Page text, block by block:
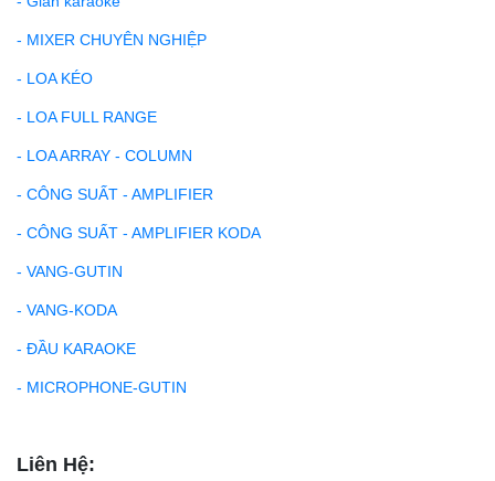
- MIXER CHUYÊN NGHIỆP
- LOA KÉO
- LOA FULL RANGE
- LOA ARRAY - COLUMN
- CÔNG SUẤT - AMPLIFIER
- CÔNG SUẤT - AMPLIFIER KODA
- VANG-GUTIN
- VANG-KODA
- ĐẦU KARAOKE
- MICROPHONE-GUTIN
Liên Hệ: